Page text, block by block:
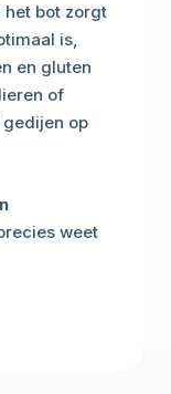
het bot zorgt
is,
en gluten
of
op
weet